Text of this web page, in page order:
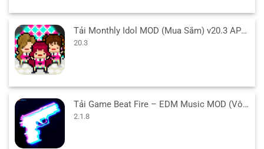
Tải Monthly Idol MOD (Mua Sắm) v20.3 APK cho Android
20.3
Tải Game Beat Fire – EDM Music MOD (Vô Hạn Tiền) v2.1.8 APK
2.1.8